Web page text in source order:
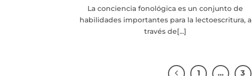
La conciencia fonológica es un conjunto de
habilidades importantes para la lectoescritura, a
través de[...]
1 … 3